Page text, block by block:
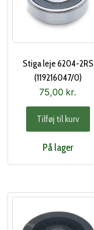
Stiga leje 6204-2RS
(119216047/0)
75,00 kr.
Tilføj til kurv
På lager